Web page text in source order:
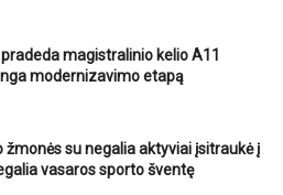
pradeda magistralinio kelio A11
modernizavimo etapą
žmonės su negalia aktyviai įsitraukė į
vasaros sporto šventę